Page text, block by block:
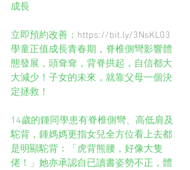
成長
立即預約改善： https://bit.ly/3NsKL03
學童正值成長青春期，脊椎側彎影響體
態發展，頭耷耷，背脊拱起，自信都大
大減少！子女的未來，就靠父母一個決
定拯救！
14歲的鍾同學患有脊椎側彎、高低肩及
駝背，鍾媽媽更指女兒全方位看上去都
是明顯駝背：「虎背熊腰，好像大隻
佬！」她亦承認自已讀書姿勢不正，體